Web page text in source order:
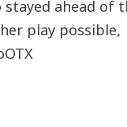
ahead of
play possible,